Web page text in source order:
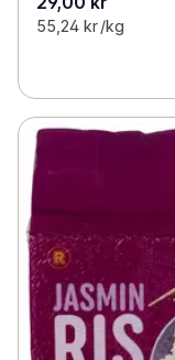
55,24 kr /kg